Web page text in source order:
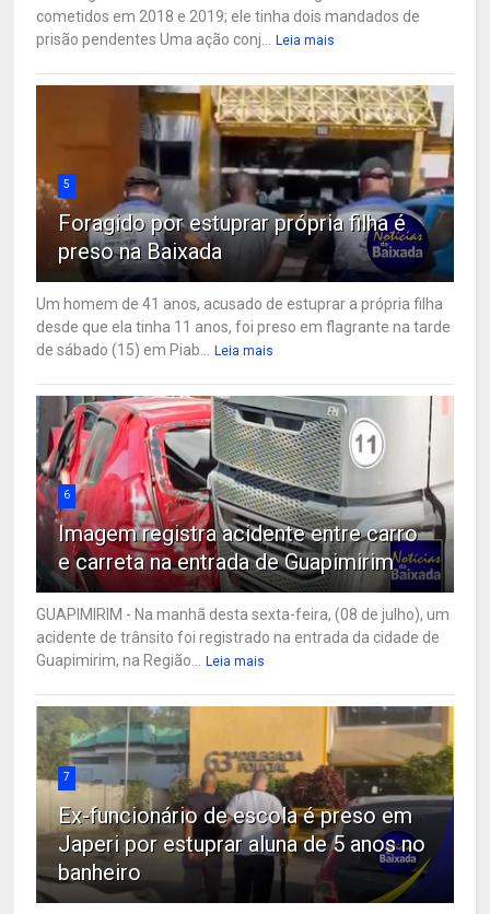
cometidos em 2018 e 2019; ele tinha dois mandados de
prisão pendentes Uma ação conj...
Leia mais
5
Foragido por estuprar própria filha é
preso na Baixada
Um homem de 41 anos, acusado de estuprar a própria filha
desde que ela tinha 11 anos, foi preso em flagrante na tarde
de sábado (15) em Piab...
Leia mais
6
Imagem registra acidente entre carro
e carreta na entrada de Guapimirim
GUAPIMIRIM - Na manhã desta sexta-feira, (08 de julho), um
acidente de trânsito foi registrado na entrada da cidade de
Guapimirim, na Região...
Leia mais
7
Ex-funcionário de escola é preso em
Japeri por estuprar aluna de 5 anos no
banheiro